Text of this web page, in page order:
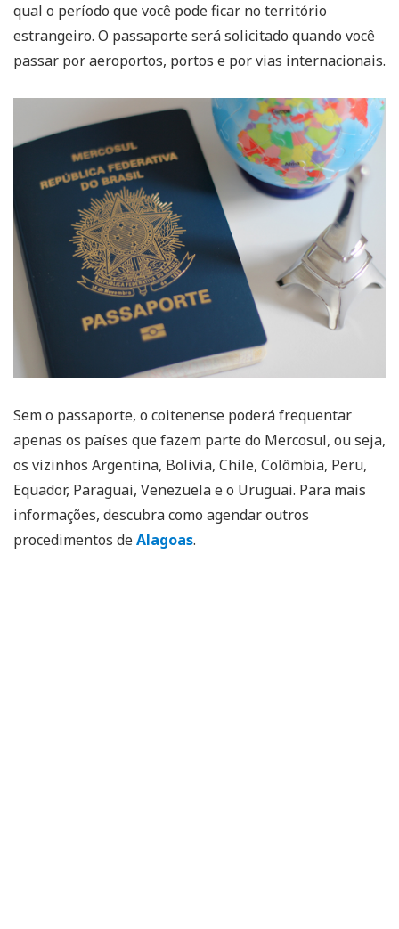
qual o período que você pode ficar no território
estrangeiro. O passaporte será solicitado quando você
passar por aeroportos, portos e por vias internacionais.
Sem o passaporte, o coitenense poderá frequentar
apenas os países que fazem parte do Mercosul, ou seja,
os vizinhos Argentina, Bolívia, Chile, Colômbia, Peru,
Equador, Paraguai, Venezuela e o Uruguai. Para mais
informações, descubra como agendar outros
procedimentos deAlagoas.